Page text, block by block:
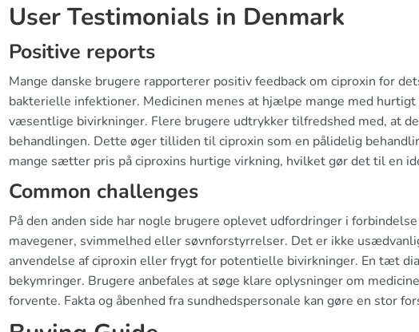
User Testimonials in Denmark
Positive reports
Mange danske brugere rapporterer positiv feedback om ciproxin for
bakterielle infektioner. Medicinen menes at hjælpe mange med hurtigt
væsentlige bivirkninger. Flere brugere udtrykker tilfredshed med, at
behandlingen. Dette øger tilliden til ciproxin som en pålidelig
mange sætter pris på ciproxins hurtige virkning, hvilket gør det til en
Common challenges
På den anden side har nogle brugere oplevet udfordringer i
mavegener, svimmelhed eller søvnforstyrrelser. Det er ikke
anvendelse af ciproxin eller frygt for potentielle bivirkninger. En tæt
bekymringer. Brugere anbefales at søge klare oplysninger om
forvente. Fakta og åbenhed fra sundhedspersonale kan gøre en stor